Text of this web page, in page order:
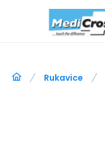
Rukavice